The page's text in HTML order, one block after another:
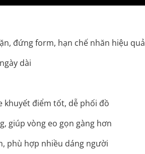
đứng form, hạn chế nhăn hiệu quả
dài
khuyết điểm tốt, dễ phối đồ
giúp vòng eo gọn gàng hơn
phù hợp nhiều dáng người